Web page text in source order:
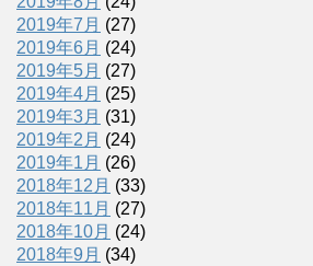
2019年7月 (27)
2019年6月 (24)
2019年5月 (27)
2019年4月 (25)
2019年3月 (31)
2019年2月 (24)
2019年1月 (26)
2018年12月 (33)
2018年11月 (27)
2018年10月 (24)
2018年9月 (34)